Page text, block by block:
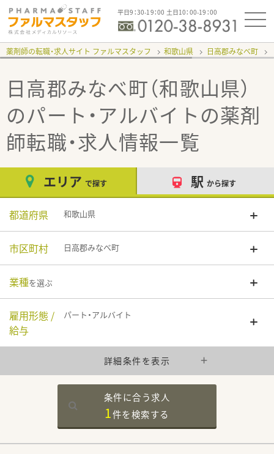
平日9：30-19：00 土日10：00-19：00
薬剤師の転職・求人サイト ファルマスタッフ 和歌山県 日高郡みなべ町
日高郡みなべ町（和歌山県）
のパート・アルバイトの薬剤
師転職・求人情報一覧
エリア で探す 駅 から探す
都道府県 和歌山県
市区町村 日高郡みなべ町
業種を選ぶ
雇用形態 /
給与
パート・アルバイト
詳細条件を表示
条件に合う求人
1件を検索する